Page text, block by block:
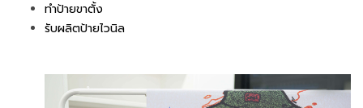
ทำป้ายขาตั้ง
รับผลิตป้ายไวนิล